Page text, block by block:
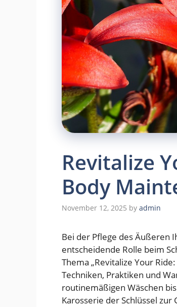
Revitalize
Body
November 12, 2025 by admin
Bei der Pflege des Äußeren
entscheidende Rolle beim
Thema „Revitalize Your
Techniken, Praktiken und
routinemäßigen Wäschen
Karosserie der Schlüssel